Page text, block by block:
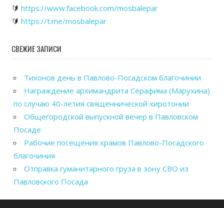
🔰 https://www.facebook.com/mosbalepar
🔰 https://t.me/mosbalepar
СВЕЖИЕ ЗАПИСИ
Тихонов день в Павлово-Посадском благочинии
Награждение архимандрита Серафима (Марухина)
по случаю 40-летия священнической хиротонии
Общегородской выпускной вечер в Павловском
Посаде
Рабочие посещения храмов Павлово-Посадского
благочиния
Отправка гуманитарного груза в зону СВО из
Павловского Посада